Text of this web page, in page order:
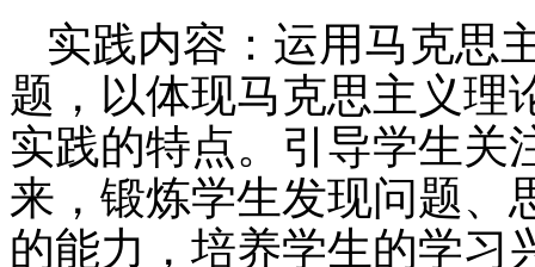
实践内容： 运用马克思
题，以体现马克思主义理
实践的特点。引导学生关
来，锻炼学生发现问题、
的能力，培养学生的学习